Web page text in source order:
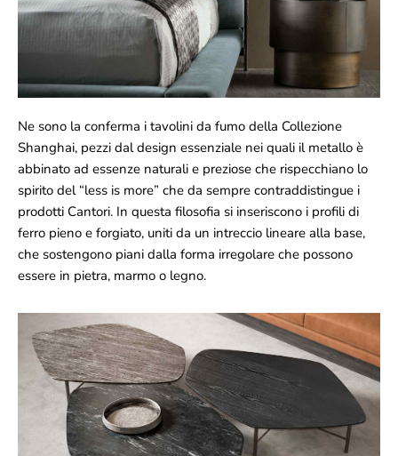
Ne sono la conferma i tavolini da fumo della Collezione
Shanghai, pezzi dal design essenziale nei quali il metallo è
abbinato ad essenze naturali e preziose che rispecchiano lo
spirito del “less is more” che da sempre contraddistingue i
prodotti Cantori. In questa filosofia si inseriscono i profili di
ferro pieno e forgiato, uniti da un intreccio lineare alla base,
che sostengono piani dalla forma irregolare che possono
essere in pietra, marmo o legno.